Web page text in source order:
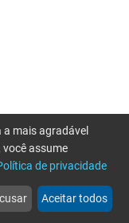
web more_horiz
Mais
mais agradável
você assume
de privacidade
Aceitar todos
novamente